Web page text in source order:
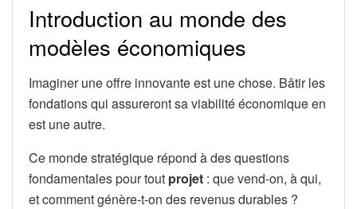
Introduction au monde des
modèles économiques
Imaginer une offre innovante est une chose. Bâtir les
fondations qui assureront sa viabilité économique en
est une autre.
Ce monde stratégique répond à des questions
fondamentales pour tout projet : que vend-on, à qui,
et comment génère-t-on des revenus durables ?